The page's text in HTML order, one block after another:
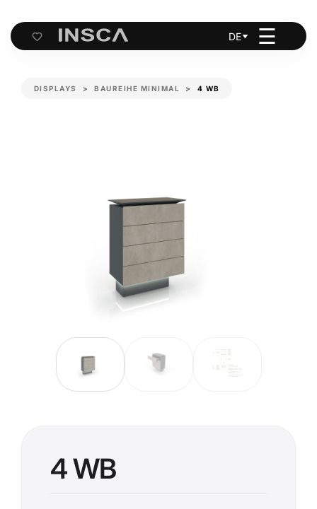
Cart
DE ☰
DISPLAYS BAUREIHE MINIMAL 4 WB
4 WB